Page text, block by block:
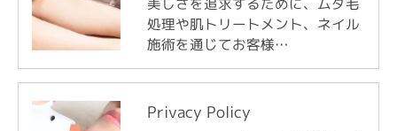
処理や肌トリートメント、ネイル
施術を通じてお客様…
Privacy Policy